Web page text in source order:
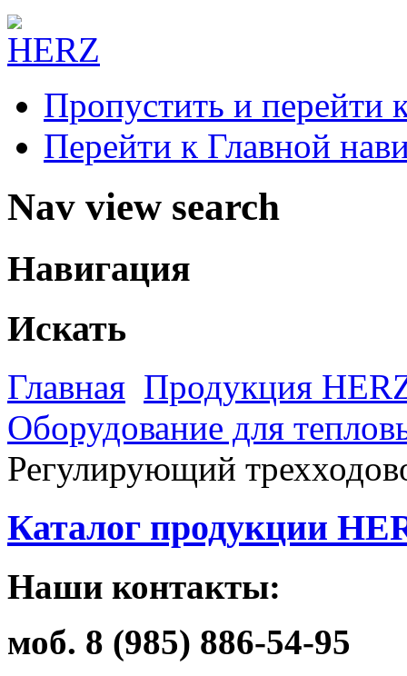
Пропустить и перейти
Перейти к Главной
Nav view search
Навигация
Искать
Главная Продукция
Оборудование для
Регулирующий
Каталог продукции
Наши контакты:
моб. 8 (985) 886-54-95